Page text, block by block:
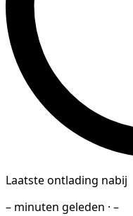
Laatste ontlading nabij
– minuten geleden · –